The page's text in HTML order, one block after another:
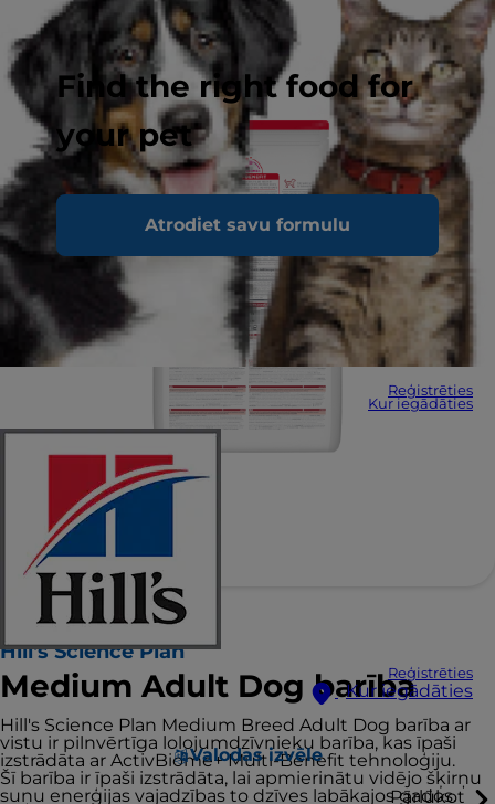
Find the right food for
your pet
Atrodiet savu formulu
Reģistrēties
Kur iegādāties
Reģistrēties
Kur iegādāties
Valodas izvēle
Pārlūkot
Hill's Science Plan
Medium Adult Dog barība
Hill's Science Plan Medium Breed Adult Dog barība ar
vistu ir pilnvērtīga lolojumdzīvnieku barība, kas īpaši
izstrādāta ar ActivBiome+ Multi-Benefit tehnoloģiju.
Šī barība ir īpaši izstrādāta, lai apmierinātu vidējo šķirņu
suņu enerģijas vajadzības to dzīves labākajos gados.